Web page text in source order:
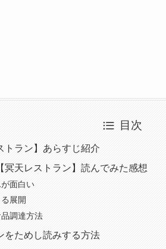
目次
トラン】あらすじ紹介
冥天レストラン】読んでみた感想
面白い
展開
調達方法
をためし読みする方法